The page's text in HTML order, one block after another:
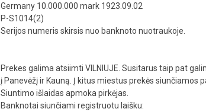
Germany 10.000.000 mark 1923.09.02
P-S1014(2)
Serijos numeris skirsis nuo banknoto nuotraukoje.
Prekes galima atsiimti VILNIUJE. Susitarus taip pat
į Panevėžį ir Kauną. Į kitus miestus prekės siunčiamos
Siuntimo išlaidas apmoka pirkėjas.
Banknotai siunčiami registruotu laišku: